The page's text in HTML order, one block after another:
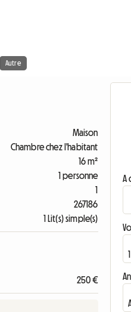
Autre
Maison
Chambre chez l'habitant
16 m²
1 personne
1
267186
1 Lit(s) simple(s)
250 €
A